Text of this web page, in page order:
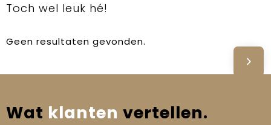
Toch wel leuk hé!
Geen resultaten gevonden.
Wat klanten vertellen.